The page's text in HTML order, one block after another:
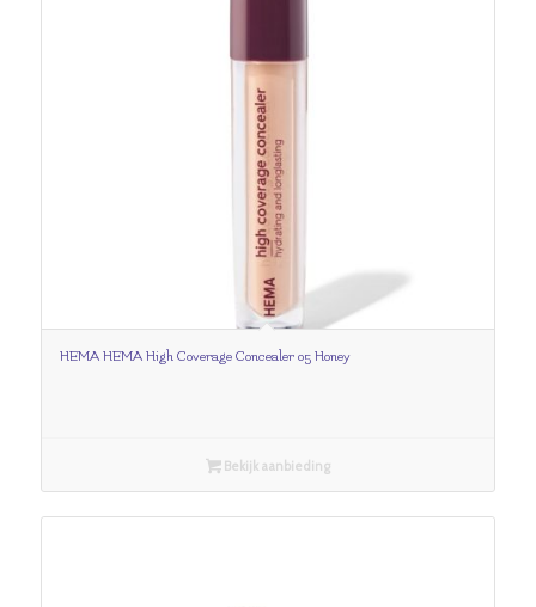
HEMA HEMA High Coverage Concealer 05 Honey
Bekijk aanbieding